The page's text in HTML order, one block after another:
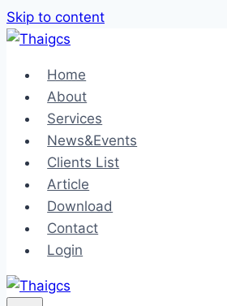
Skip to content
Home
About
Services
News&Events
Clients List
Article
Download
Contact
Login